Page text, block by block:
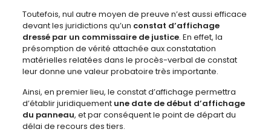
Toutefois, nul autre moyen de preuve n’est aussi efficace
devant les juridictions qu’un constat d’affichage
dressé par un commissaire de justice. En effet, la
présomption de vérité attachée aux constatation
matérielles relatées dans le procès-verbal de constat
leur donne une valeur probatoire très importante.
Ainsi, en premier lieu, le constat d’affichage permettra
d’établir juridiquementune date de début d’affichage
du panneau, et par conséquent le point de départ du
délai de recours des tiers.